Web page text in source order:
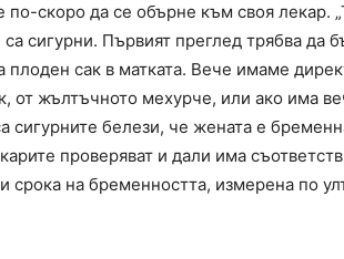
скоро да се обърне към своя лекар.
сигурни. Първият преглед трябва да
плоден сак в матката. Вече имаме
от жълтъчното мехурче, или ако има
белези, че жената е
проверяват и дали има
срока на бременността, измерена по